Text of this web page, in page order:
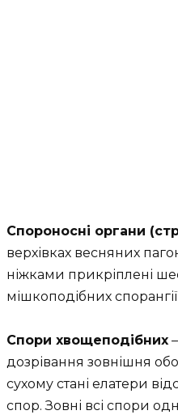
Спороносні органи
верхівках весняних
ніжками прикріплені
мішкоподібних
Спори хвощеподібних
дозрівання зовнішня
сухому стані елатери
спор. Зовні всі спори